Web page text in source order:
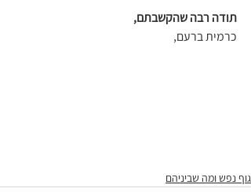
תודה רבה שהקשבתם,
כרמית ברעם,
גוף נפש ומה שביניהם